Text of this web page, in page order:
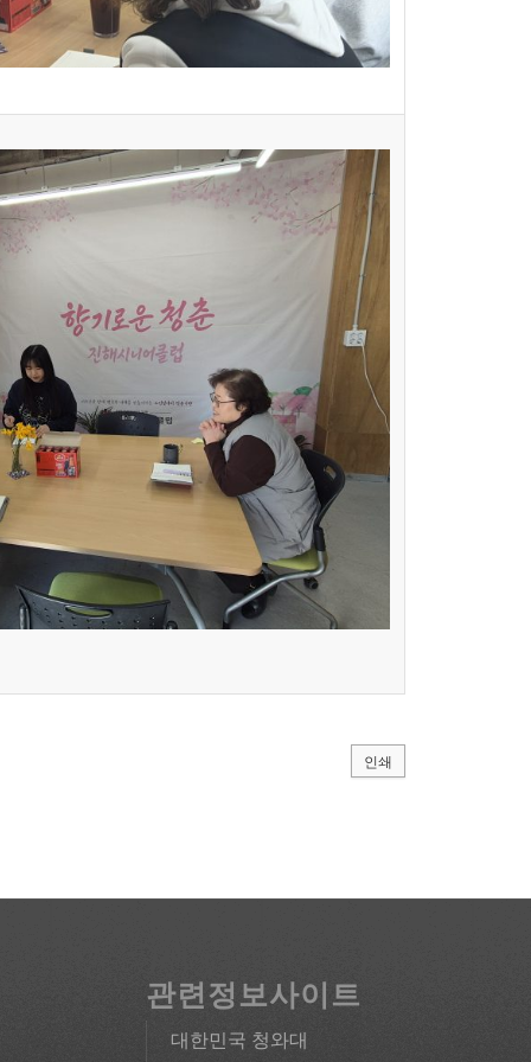
인쇄
관련정보사이트
대한민국 청와대